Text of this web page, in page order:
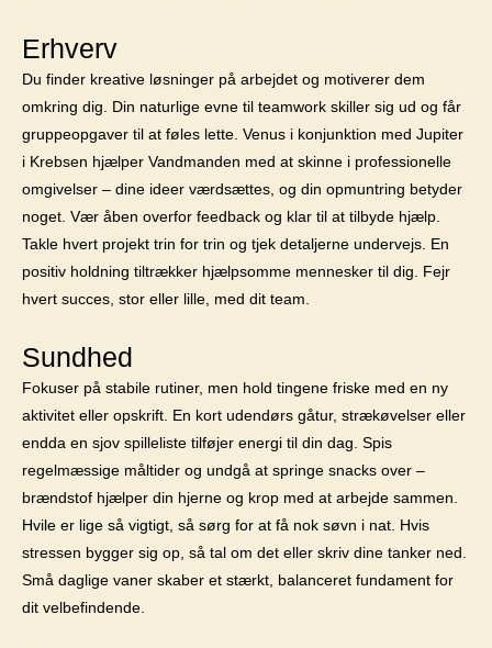
Erhverv
Du finder kreative løsninger på arbejdet og motiverer dem
omkring dig. Din naturlige evne til teamwork skiller sig ud og får
gruppeopgaver til at føles lette. Venus i konjunktion med Jupiter
i Krebsen hjælper Vandmanden med at skinne i professionelle
omgivelser – dine ideer værdsættes, og din opmuntring betyder
noget. Vær åben overfor feedback og klar til at tilbyde hjælp.
Takle hvert projekt trin for trin og tjek detaljerne undervejs. En
positiv holdning tiltrækker hjælpsomme mennesker til dig. Fejr
hvert succes, stor eller lille, med dit team.
Sundhed
Fokuser på stabile rutiner, men hold tingene friske med en ny
aktivitet eller opskrift. En kort udendørs gåtur, strækøvelser eller
endda en sjov spilleliste tilføjer energi til din dag. Spis
regelmæssige måltider og undgå at springe snacks over –
brændstof hjælper din hjerne og krop med at arbejde sammen.
Hvile er lige så vigtigt, så sørg for at få nok søvn i nat. Hvis
stressen bygger sig op, så tal om det eller skriv dine tanker ned.
Små daglige vaner skaber et stærkt, balanceret fundament for
dit velbefindende.